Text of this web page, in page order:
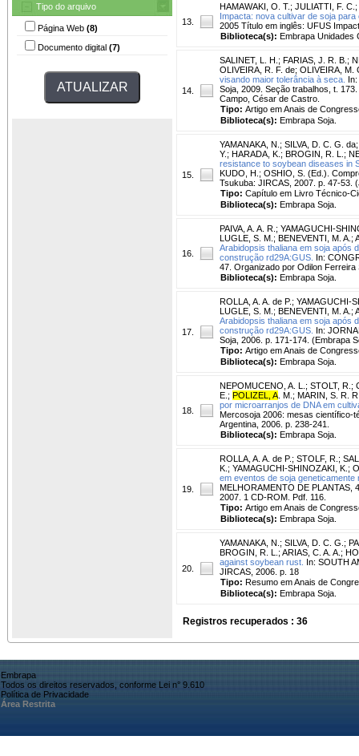
Tipo do arquivo
Página Web (8)
Documento digital (7)
13.
HAMAWAKI, O. T. ; JULIATTI, F. C. ;
Impacta: nova cultivar de soja
2005 Título em inglês: UFUS
Biblioteca(s): Embrapa Unidades
14.
SALINET, L. H. ; FARIAS, J. R. B. ;
OLIVEIRA, R. F. de; OLIVEIRA, M.
visando maior tolerância à seca.
Soja, 2009. Seção trabalhos, t.
Campo, César de Castro.
Tipo: Artigo em Anais de
Biblioteca(s): Embrapa Soja.
15.
YAMANAKA, N. ; SILVA, D. C. G. da
Y. ; HARADA, K. ; BROGIN, R. L. ;
resistance to soybean diseases in
KUDO, H.; OSHIO, S. (Ed.).
Tsukuba: JIRCAS, 2007. p. 47-53.
Tipo: Capítulo em Livro Técnico-
Biblioteca(s): Embrapa Soja.
16.
PAIVA, A. A. R. ; YAMAGUCHI-
LUGLE, S. M. ; BENEVENTI, M. A. ;
Arabidopsis thaliana em soja após
construção rd29A:GUS. In:
47. Organizado por Odilon
Biblioteca(s): Embrapa Soja.
17.
ROLLA, A. A. de P. ; YAMAGUCHI-
LUGLE, S. M. ; BENEVENTI, M. A. ;
Arabidopsis thaliana em soja após
construção rd29A:GUS. In:
Soja, 2006. p. 171-174. (Embrapa
Tipo: Artigo em Anais de
Biblioteca(s): Embrapa Soja.
18.
NEPOMUCENO, A. L. ; STOLT, R. ;
E. ; POLIZEL, A . M. ; MARIN, S. R.
por microarranjos de DNA em
Mercosoja 2006: mesas científico-
Argentina, 2006. p. 238-241.
Biblioteca(s): Embrapa Soja.
19.
ROLLA, A. A. de P. ; STOLF, R. ;
K. ; YAMAGUCHI-SHINOZAKI, K. ;
em eventos de soja
MELHORAMENTO DE PLANTAS,
2007. 1 CD-ROM. Pdf. 116.
Tipo: Artigo em Anais de
Biblioteca(s): Embrapa Soja.
20.
YAMANAKA, N. ; SILVA, D. C. G. ;
BROGIN, R. L. ; ARIAS, C. A. A. ;
against soybean rust. In: SOUTH
JIRCAS, 2006. p. 18
Tipo: Resumo em Anais de
Biblioteca(s): Embrapa Soja.
Registros recuperados : 36
Embrapa
Todos os direitos reservados, conforme Lei n° 9.610
Política de Privacidade
Área Restrita